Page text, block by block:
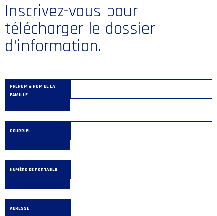
Inscrivez-vous pour
télécharger le dossier
d'information.
PRÉNOM & NOM DE LA
FAMILLE
COURRIEL
NUMÉRO DE PORTABLE
ADRESSE